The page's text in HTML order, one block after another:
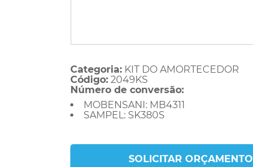
Categoria: KIT DO AMORTECEDOR
Código: 2049KS
Número de conversão:
MOBENSANI: MB4311
SAMPEL: SK380S
SOLICITAR ORÇAMENTO